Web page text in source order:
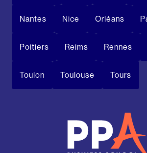
Nantes Nice Orléans
Poitiers Reims Rennes
Toulon Toulouse Tours